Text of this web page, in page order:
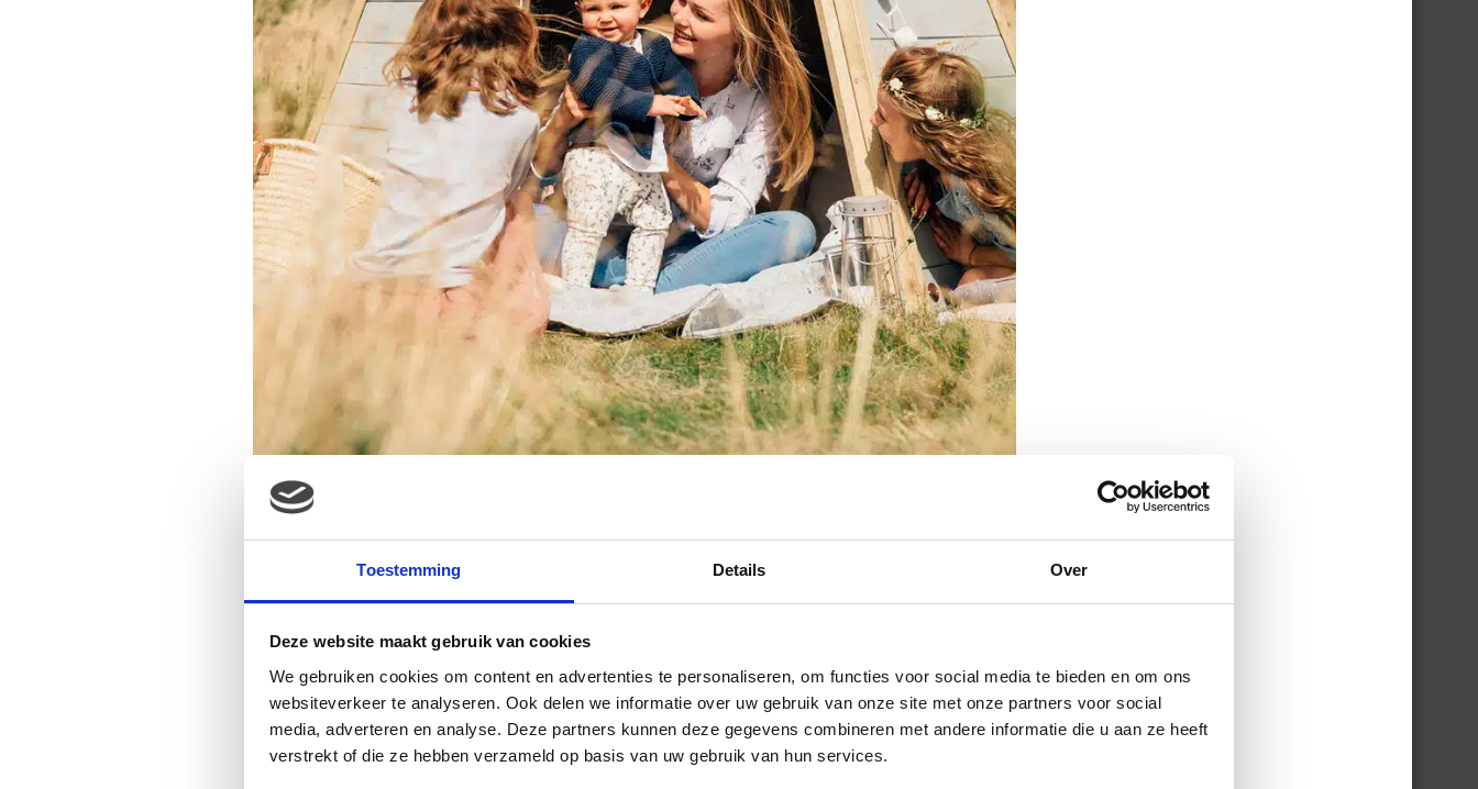
Toestemming Details Over
Deze website maakt gebruik van cookies
We gebruiken cookies om content en advertenties te personaliseren, om functies voor social media te bieden en om ons
websiteverkeer te analyseren. Ook delen we informatie over uw gebruik van onze site met onze partners voor social
media, adverteren en analyse. Deze partners kunnen deze gegevens combineren met andere informatie die u aan ze heeft
verstrekt of die ze hebben verzameld op basis van uw gebruik van hun services.